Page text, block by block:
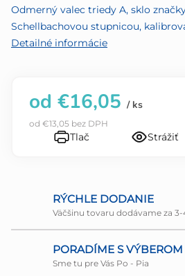
5
hviezdičiek.
Odmerný valec triedy A, sklo
Schellbachovou stupnicou,
Detailné informácie
od €16,05 / ks
od €13,05 bez DPH
Tlač Strážiť
RÝCHLE DODANIE
Väčšinu tovaru dodávame za 3-
PORADÍME S VÝBEROM
Sme tu pre Vás Po - Pia